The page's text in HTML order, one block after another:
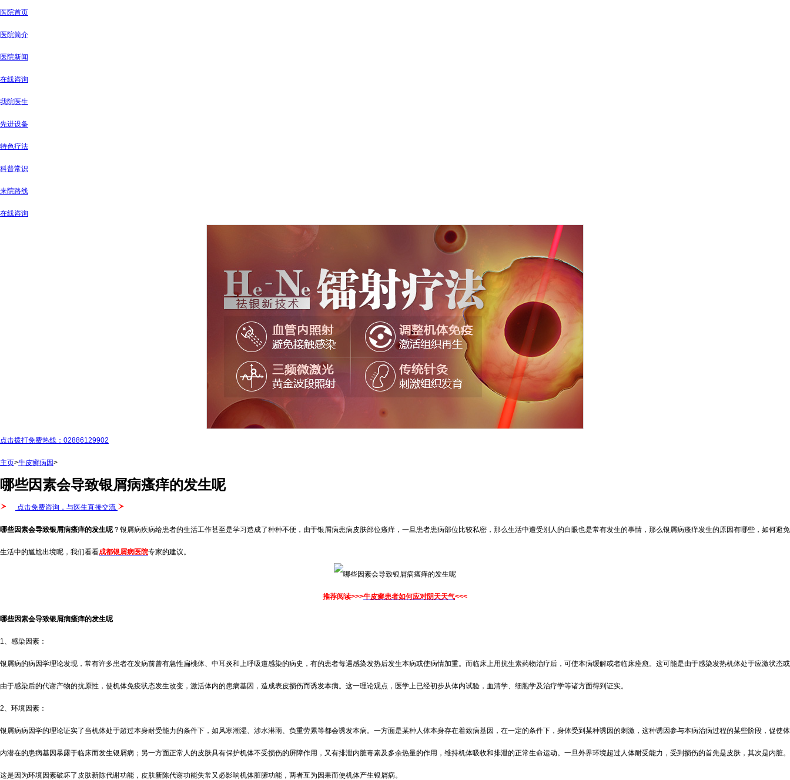
医院首页
医院简介
医院新闻
在线咨询
我院医生
先进设备
特色疗法
科普常识
来院路线
在线咨询
点击拨打免费热线：02886129902
主页>牛皮癣病因>
哪些因素会导致银屑病瘙痒的发生呢
点击免费咨询，与医生直接交流
哪些因素会导致银屑病瘙痒的发生呢？银屑病疾病给患者的生活工作甚至是学习造成了种种不便，由于银屑病患病皮肤部位瘙痒，一旦患者患病部位比较私密，那么生活中遭受别人的白眼也是常有发生的事情，那么银屑病瘙痒发生的原因有哪些，如何避免
生活中的尴尬出境呢，我们看看成都银屑病医院专家的建议。
推荐阅读>>>牛皮癣患者如何应对阴天天气<<<
哪些因素会导致银屑病瘙痒的发生呢
1、感染因素：
银屑病的病因学理论发现，常有许多患者在发病前曾有急性扁桃体、中耳炎和上呼吸道感染的病史，有的患者每遇感染发热后发生本病或使病情加重。而临床上用抗生素药物治疗后，可使本病缓解或者临床痊愈。这可能是由于感染发热机体处于应激状态或
由于感染后的代谢产物的抗原性，使机体免疫状态发生改变，激活体内的患病基因，造成表皮损伤而诱发本病。这一理论观点，医学上已经初步从体内试验，血清学、细胞学及治疗学等诸方面得到证实。
2、环境因素：
银屑病病因学的理论证实了当机体处于超过本身耐受能力的条件下，如风寒潮湿、涉水淋雨、负重劳累等都会诱发本病。一方面是某种人体本身存在着致病基因，在一定的条件下，身体受到某种诱因的刺激，这种诱因参与本病治病过程的某些阶段，促使体
内潜在的患病基因暴露于临床而发生银屑病；另一方面正常人的皮肤具有保护机体不受损伤的屏障作用，又有排泄内脏毒素及多余热量的作用，维持机体吸收和排泄的正常生命运动。一旦外界环境超过人体耐受能力，受到损伤的首先是皮肤，其次是内脏。
这是因为环境因素破坏了皮肤新陈代谢功能，皮肤新陈代谢功能失常又必影响机体脏腑功能，两者互为因果而使机体产生银屑病。